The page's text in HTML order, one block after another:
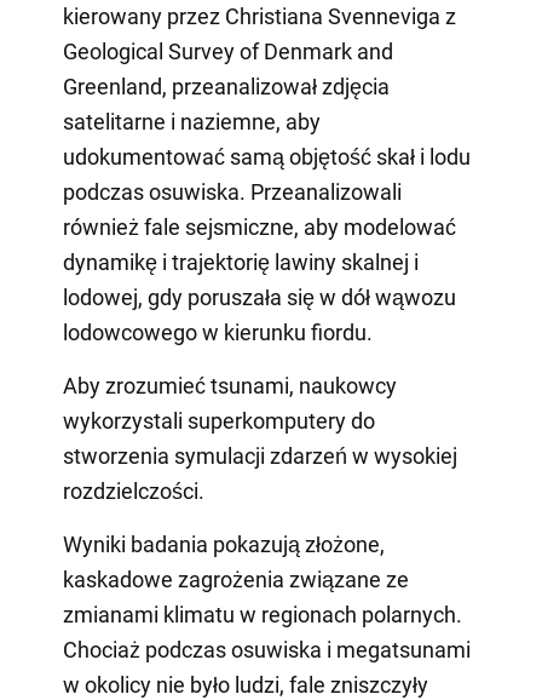
kierowany przez Christiana Svenneviga z
Geological Survey of Denmark and
Greenland, przeanalizował zdjęcia
satelitarne i naziemne, aby
udokumentować samą objętość skał i lodu
podczas osuwiska. Przeanalizowali
również fale sejsmiczne, aby modelować
dynamikę i trajektorię lawiny skalnej i
lodowej, gdy poruszała się w dół wąwozu
lodowcowego w kierunku fiordu.
Aby zrozumieć tsunami, naukowcy
wykorzystali superkomputery do
stworzenia symulacji zdarzeń w wysokiej
rozdzielczości.
Wyniki badania pokazują złożone,
kaskadowe zagrożenia związane ze
zmianami klimatu w regionach polarnych.
Chociaż podczas osuwiska i megatsunami
w okolicy nie było ludzi, fale zniszczyły